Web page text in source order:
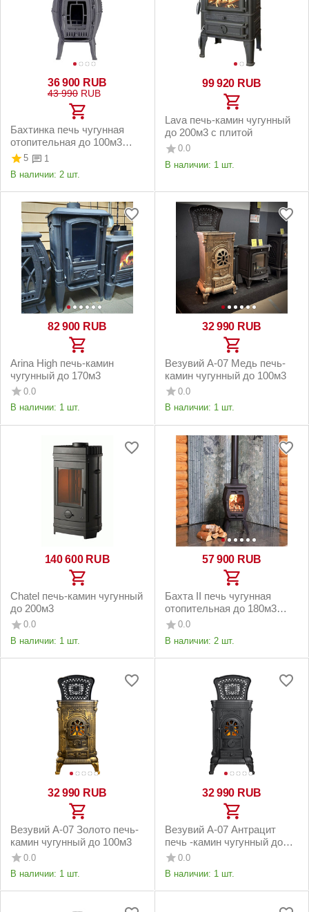
36 900 RUB
43 990 RUB
Бахтинка печь чугунная
отопительная до 100м3
серая
5
1
В наличии: 2 шт.
99 920 RUB
Lava печь-камин чугунный
до 200м3 c плитой
0.0
В наличии: 1 шт.
82 900 RUB
Arina High печь-камин
чугунный до 170м3
0.0
В наличии: 1 шт.
32 990 RUB
Везувий А-07 Медь печь-
камин чугунный до 100м3
0.0
В наличии: 1 шт.
140 600 RUB
Chatel печь-камин чугунный
до 200м3
0.0
В наличии: 1 шт.
57 900 RUB
Бахта II печь чугунная
отопительная до 180м3
чёрная
0.0
В наличии: 2 шт.
32 990 RUB
Везувий А-07 Золото печь-
камин чугунный до 100м3
0.0
В наличии: 1 шт.
32 990 RUB
Везувий А-07 Антрацит
печь -камин чугунный до
100м3
0.0
В наличии: 1 шт.